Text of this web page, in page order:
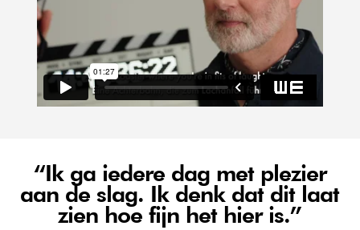
“Ik ga iedere dag met plezier
aan de slag. Ik denk dat dit laat
zien hoe fijn het hier is.”